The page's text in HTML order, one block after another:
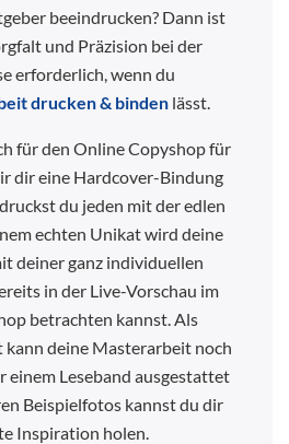
beeindrucken? Dann ist
und Präzision bei der
erforderlich, wenn du
drucken & bindenlässt.
für den Online Copyshop für
dir eine Hardcover-Bindung
du jeden mit der edlen
echten Unikat wird deine
deiner ganz individuellen
in der Live-Vorschau im
betrachten kannst. Als
deine Masterarbeit noch
einem Leseband ausgestattet
Beispielfotos kannst du dir
Inspiration holen.